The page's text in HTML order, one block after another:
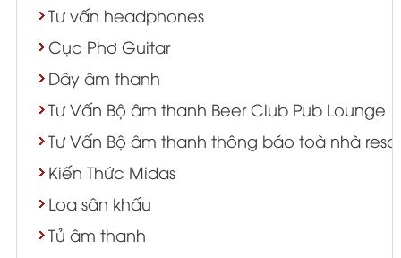
Tư vấn headphones
Cục Phơ Guitar
Dây âm thanh
Tư Vấn Bộ âm thanh Beer Club Pub Lounge
Tư Vấn Bộ âm thanh thông báo toà nhà
Kiến Thức Midas
Loa sân khấu
Tủ âm thanh